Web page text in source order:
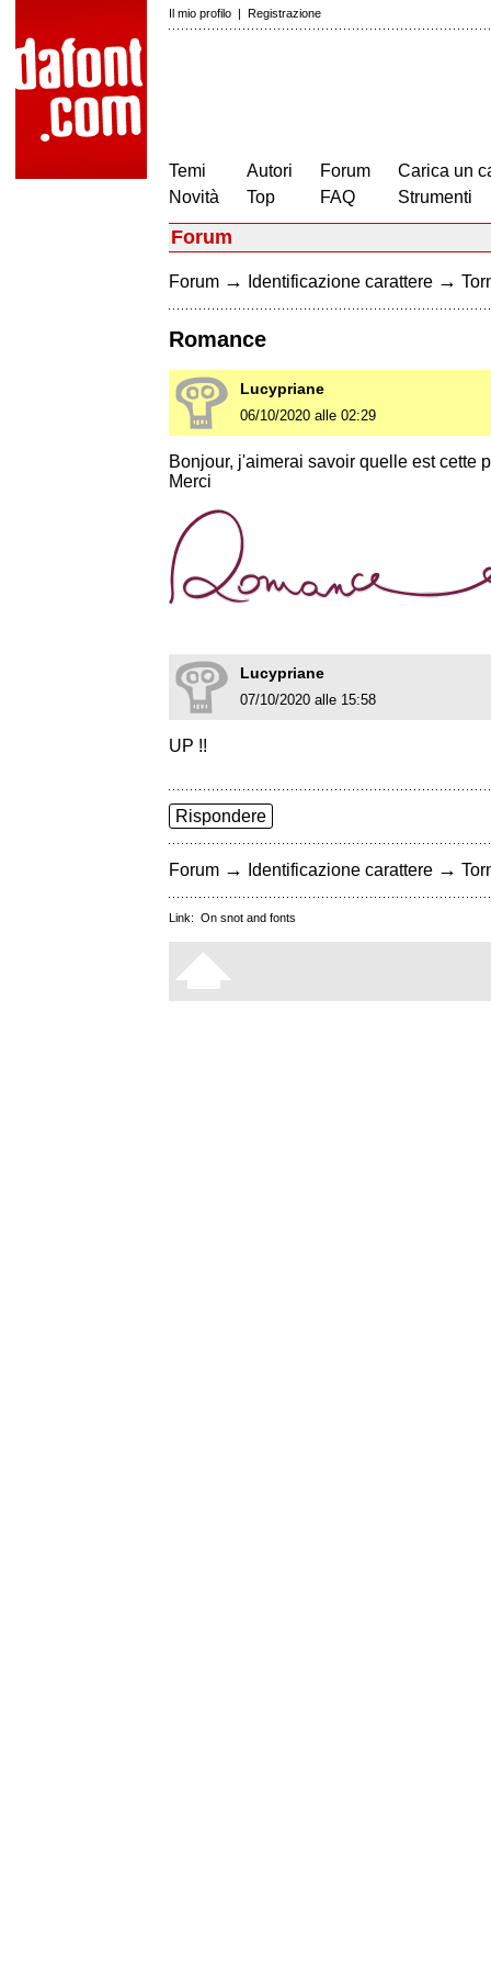
Il mio profilo | Registrazione
Temi
Novità
Autori
Top
Forum
FAQ
Carica un
Strumenti
Forum
Forum → Identificazione carattere →
Romance
Lucypriane
06/10/2020 alle 02:29
Bonjour, j'aimerai savoir quelle est cette
Merci
Lucypriane
07/10/2020 alle 15:58
UP !!
Rispondere
Forum → Identificazione carattere →
Link: On snot and fonts